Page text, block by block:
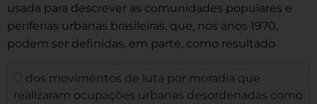
usada para descrever as comunidades populares e
periferias urbanas brasileiras, que, nos anos 1970,
podem ser definidas, em parte, como resultado
dos movimentos de luta por moradia que
realizaram ocupações urbanas desordenadas como